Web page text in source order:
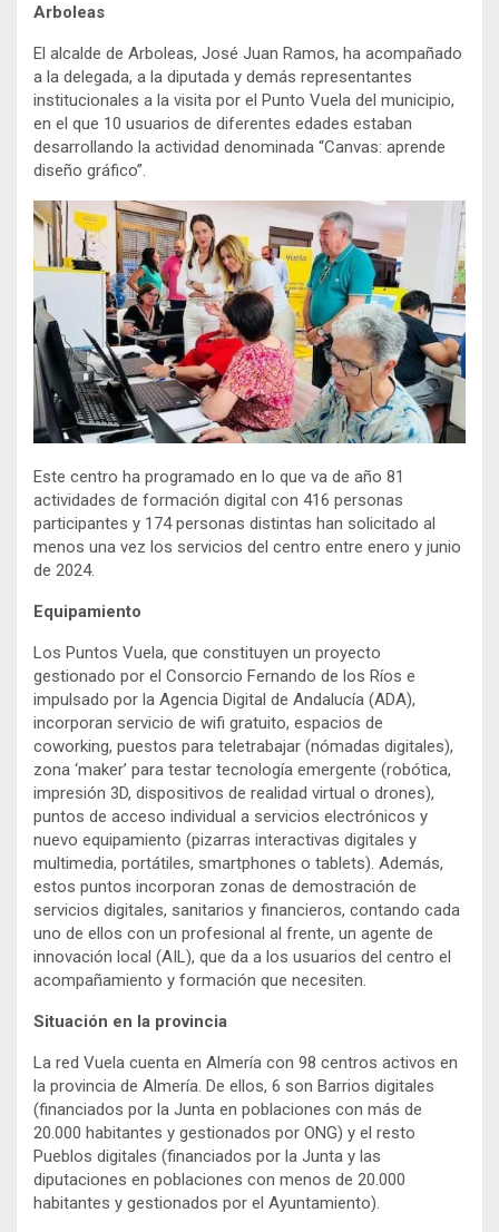
Arboleas
El alcalde de Arboleas, José Juan Ramos, ha acompañado
a la delegada, a la diputada y demás representantes
institucionales a la visita por el Punto Vuela del municipio,
en el que 10 usuarios de diferentes edades estaban
desarrollando la actividad denominada “Canvas: aprende
diseño gráfico”.
Este centro ha programado en lo que va de año 81
actividades de formación digital con 416 personas
participantes y 174 personas distintas han solicitado al
menos una vez los servicios del centro entre enero y junio
de 2024.
Equipamiento
Los Puntos Vuela, que constituyen un proyecto
gestionado por el Consorcio Fernando de los Ríos e
impulsado por la Agencia Digital de Andalucía (ADA),
incorporan servicio de wifi gratuito, espacios de
coworking, puestos para teletrabajar (nómadas digitales),
zona ‘maker’ para testar tecnología emergente (robótica,
impresión 3D, dispositivos de realidad virtual o drones),
puntos de acceso individual a servicios electrónicos y
nuevo equipamiento (pizarras interactivas digitales y
multimedia, portátiles, smartphones o tablets). Además,
estos puntos incorporan zonas de demostración de
servicios digitales, sanitarios y financieros, contando cada
uno de ellos con un profesional al frente, un agente de
innovación local (AIL), que da a los usuarios del centro el
acompañamiento y formación que necesiten.
Situación en la provincia
La red Vuela cuenta en Almería con 98 centros activos en
la provincia de Almería. De ellos, 6 son Barrios digitales
(financiados por la Junta en poblaciones con más de
20.000 habitantes y gestionados por ONG) y el resto
Pueblos digitales (financiados por la Junta y las
diputaciones en poblaciones con menos de 20.000
habitantes y gestionados por el Ayuntamiento).